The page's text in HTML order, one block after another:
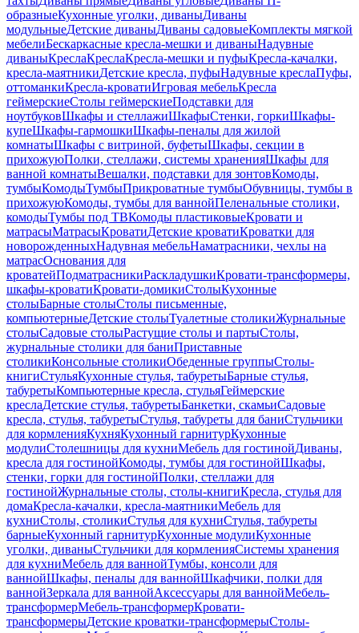
образныеКухонные уголки, диваныДиваны
модульныеДетские диваныДиваны садовыеКомплекты мягкой
мебелиБескаркасные кресла-мешки и диваныНадувные
диваныКреслаКреслаКресла-мешки и пуфыКресла-качалки,
кресла-маятникиДетские кресла, пуфыНадувные креслаПуфы,
оттоманкиКресла-кроватиИгровая мебельКресла
геймерскиеСтолы геймерскиеПодставки для
ноутбуковШкафы и стеллажиШкафыСтенки, горкиШкафы-
купеШкафы-гармошкиШкафы-пеналы для жилой
комнатыШкафы с витриной, буфетыШкафы, секции в
прихожуюПолки, стеллажи, системы храненияШкафы для
ванной комнатыВешалки, подставки для зонтовКомоды,
тумбыКомодыТумбыПрикроватные тумбыОбувницы, тумбы в
прихожуюКомоды, тумбы для ваннойПеленальные столики,
комодыТумбы под ТВКомоды пластиковыеКровати и
матрасыМатрасыКроватиДетские кроватиКроватки для
новорожденныхНадувная мебельНаматрасники, чехлы на
матрасОснования для
кроватейПодматрасникиРаскладушкиКровати-трансформеры,
шкафы-кроватиКровати-домикиСтолыКухонные
столыБарные столыСтолы письменные,
компьютерныеДетские столыТуалетные столикиЖурнальные
столыСадовые столыРастущие столы и партыСтолы,
журнальные столики для баниПриставные
столикиКонсольные столикиОбеденные группыСтолы-
книгиСтульяКухонные стулья, табуретыБарные стулья,
табуретыКомпьютерные кресла, стульяГеймерские
креслаДетские стулья, табуретыБанкетки, скамьиСадовые
кресла, стулья, табуретыСтулья, табуреты для баниСтульчики
для кормленияКухняКухонный гарнитурКухонные
модулиСтолешницы для кухниМебель для гостинойДиваны,
кресла для гостинойКомоды, тумбы для гостинойШкафы,
стенки, горки для гостинойПолки, стеллажи для
гостинойЖурнальные столы, столы-книгиКресла, стулья для
домаКресла-качалки, кресла-маятникиМебель для
кухниСтолы, столикиСтулья для кухниСтулья, табуреты
барныеКухонный гарнитурКухонные модулиКухонные
уголки, диваныСтульчики для кормленияСистемы хранения
для кухниМебель для ваннойТумбы, консоли для
ваннойШкафы, пеналы для ваннойШкафчики, полки для
ваннойЗеркала для ваннойАксессуары для ваннойМебель-
трансформерМебель-трансформерКровати-
трансформерыДетские кроватки-трансформерыСтолы-